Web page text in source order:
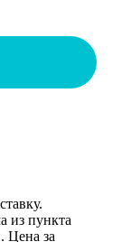
из пункта
Цена за